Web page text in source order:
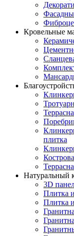
Кровельные
плитка
Натуральный
3D
Плитка
Плитка